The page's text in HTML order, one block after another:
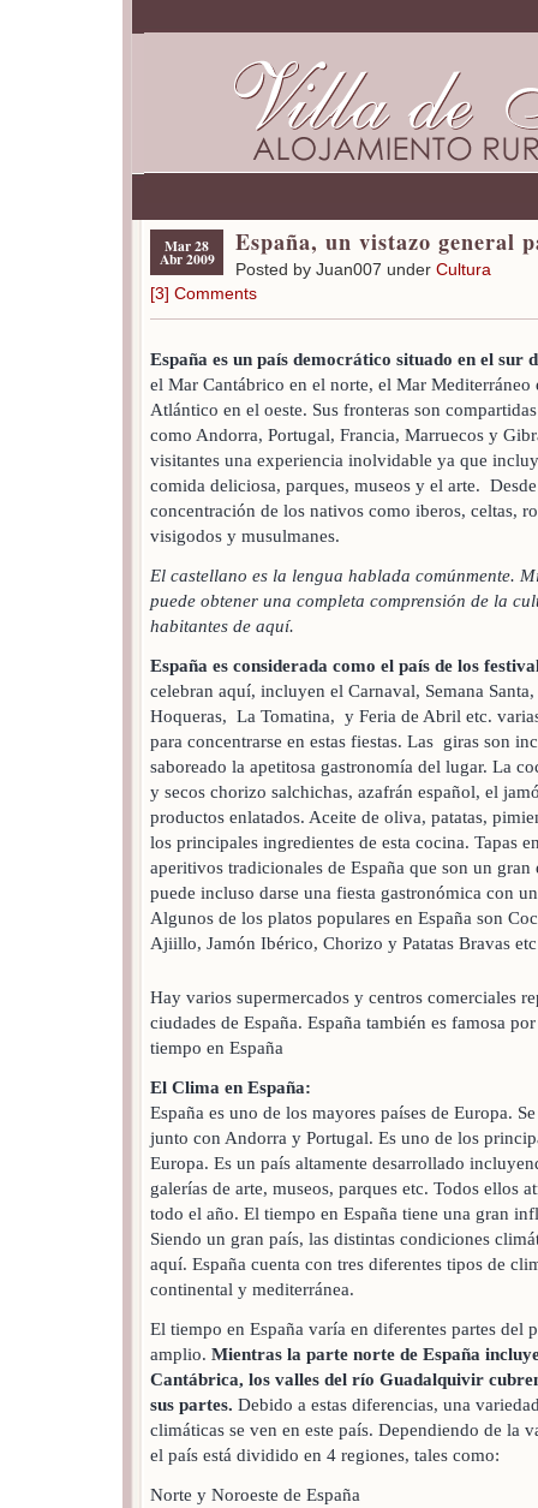
Mar 28
Abr 2009
España, un vistazo general
Posted by Juan007 under Cultura
[3] Comments
España es un país democrático situado en el sur
el Mar Cantábrico en el norte, el Mar Mediterráneo
Atlántico en el oeste. Sus fronteras son
como Andorra, Portugal, Francia, Marruecos y
visitantes una experiencia inolvidable ya que
comida deliciosa, parques, museos y el arte.
concentración de los nativos como iberos, celtas,
visigodos y musulmanes.
El castellano es la lengua hablada comúnmente.
puede obtener una completa comprensión de la
habitantes de aquí.
España es considerada como el país de los
celebran aquí, incluyen el Carnaval, Semana
Hoqueras, La Tomatina, y Feria de Abril etc.
para concentrarse en estas fiestas. Las giras son
saboreado la apetitosa gastronomía del lugar. La
y secos chorizo salchichas, azafrán español, el
productos enlatados. Aceite de oliva, patatas,
los principales ingredientes de esta cocina. Tapas
aperitivos tradicionales de España que son un
puede incluso darse una fiesta gastronómica con
Algunos de los platos populares en España son
Ajiillo, Jamón Ibérico, Chorizo y Patatas Bravas
Hay varios supermercados y centros comerciales
ciudades de España. España también es famosa
tiempo en España
El Clima en España:
España es uno de los mayores países de Europa.
junto con Andorra y Portugal. Es uno de los
Europa. Es un país altamente desarrollado
galerías de arte, museos, parques etc. Todos ellos
todo el año. El tiempo en España tiene una gran
Siendo un gran país, las distintas condiciones
aquí. España cuenta con tres diferentes tipos de
continental y mediterránea.
El tiempo en España varía en diferentes partes del
amplio. Mientras la parte norte de España
Cantábrica, los valles del río Guadalquivir
sus partes. Debido a estas diferencias, una
climáticas se ven en este país. Dependiendo de la
el país está dividido en 4 regiones, tales como:
Norte y Noroeste de España